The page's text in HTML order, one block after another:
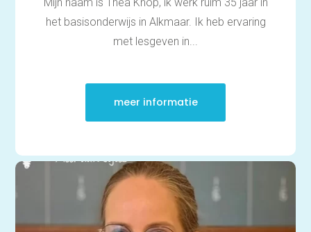
het basisonderwijs in Alkmaar. Ik heb ervaring
met lesgeven in...
meer informatie